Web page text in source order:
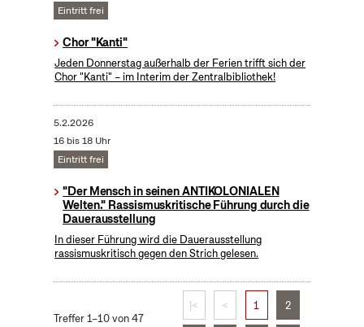
Eintritt frei
Chor "Kanti"
Jeden Donnerstag außerhalb der Ferien trifft sich der
Chor "Kanti" – im Interim der Zentralbibliothek!
5.2.2026
16 bis 18 Uhr
Eintritt frei
"Der Mensch in seinen ANTIKOLONIALEN
Welten." Rassismuskritische Führung durch die
Dauerausstellung
In dieser Führung wird die Dauerausstellung
rassismuskritisch gegen den Strich gelesen.
Treffer 1–10 von 47
|< < 1 2